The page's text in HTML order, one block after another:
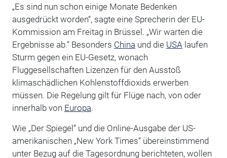
„Es sind nun schon einige Monate Bedenken
ausgedrückt worden“, sagte eine Sprecherin der EU-
Kommission am Freitag in Brüssel. „Wir warten die
Ergebnisse ab.“ Besonders China und die USA laufen
Sturm gegen ein EU-Gesetz, wonach
Fluggesellschaften Lizenzen für den Ausstoß
klimaschädlichen Kohlenstoffdioxids erwerben
müssen. Die Regelung gilt für Flüge nach, von oder
innerhalb von Europa.
Wie „Der Spiegel“ und die Online-Ausgabe der US-
amerikanischen „New York Times“ übereinstimmend
unter Bezug auf die Tagesordnung berichteten, wollen